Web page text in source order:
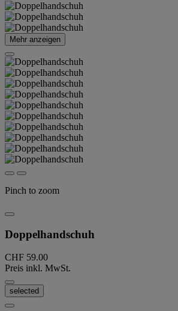
Mehr anzeigen
Pinch to zoom
Doppelhandschuh
CHF 59.00
Preis inkl. MwSt.
selected